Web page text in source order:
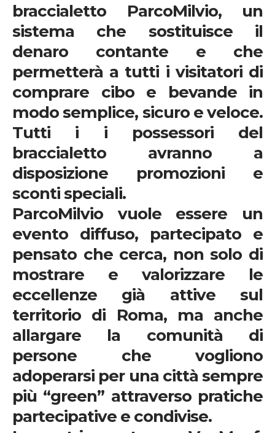
braccialetto ParcoMilvio, un
sistema che sostituisce il
denaro contante e che
permetterà a tutti i visitatori di
comprare cibo e bevande in
modo semplice, sicuro e veloce.
Tutti i i possessori del
braccialetto avranno a
disposizione promozioni e
sconti speciali.
ParcoMilvio vuole essere un
evento diffuso, partecipato e
pensato che cerca, non solo di
mostrare e valorizzare le
eccellenze già attive sul
territorio di Roma, ma anche
allargare la comunità di
persone che vogliono
adoperarsi per una città sempre
più “green” attraverso pratiche
partecipative e condivise.